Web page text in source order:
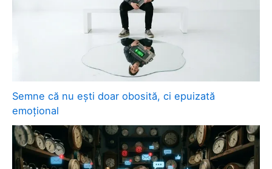
Semne că nu ești doar obosită, ci epuizată
emoțional